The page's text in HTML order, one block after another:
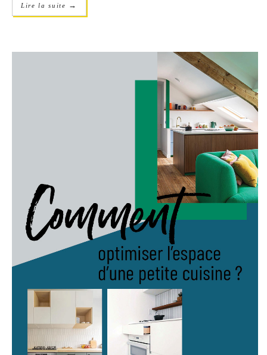
Lire la suite →